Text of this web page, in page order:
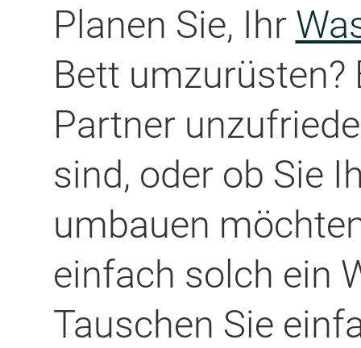
Planen Sie, Ihr
Bett umzurüsten?
Partner
sind, oder ob Sie
umbauen
einfach solch ein
Tauschen Sie